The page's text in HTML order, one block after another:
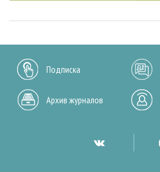
Подписка
Архив журналов